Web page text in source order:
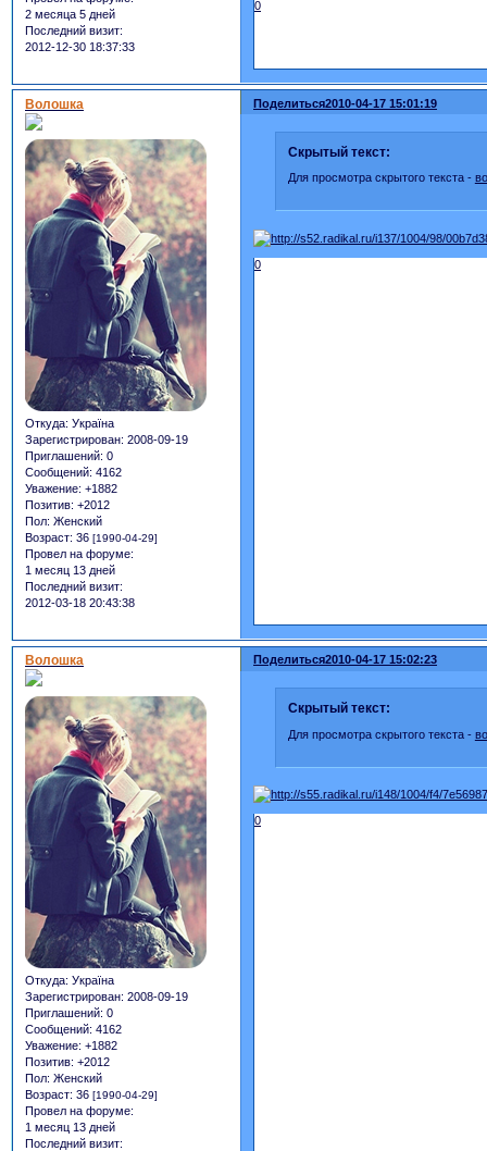
2 месяца 5 дней
Последний визит:
2012-12-30 18:37:33
0
Поделиться2010-04-17 15:01:19
Волошка
Откуда: Україна
Зарегистрирован: 2008-09-19
Приглашений: 0
Сообщений: 4162
Уважение: +1882
Позитив: +2012
Пол: Женский
Возраст: 36 [1990-04-29]
Провел на форуме:
1 месяц 13 дней
Последний визит:
2012-03-18 20:43:38
Скрытый текст:
Для просмотра скрытого текста -
0
Поделиться2010-04-17 15:02:23
Волошка
Откуда: Україна
Зарегистрирован: 2008-09-19
Приглашений: 0
Сообщений: 4162
Уважение: +1882
Позитив: +2012
Пол: Женский
Возраст: 36 [1990-04-29]
Провел на форуме:
1 месяц 13 дней
Последний визит:
Скрытый текст:
Для просмотра скрытого текста -
0